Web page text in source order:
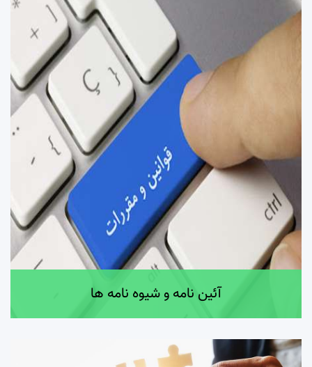
آئین نامه و شیوه نامه ها